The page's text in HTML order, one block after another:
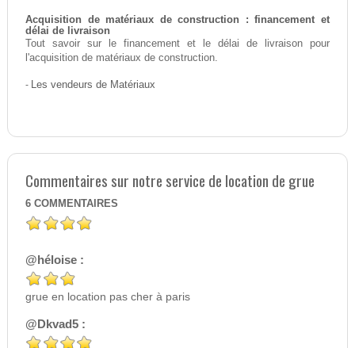
Acquisition de matériaux de construction : financement et
délai de livraison
Tout savoir sur le financement et le délai de livraison pour
l'acquisition de matériaux de construction.
- Les vendeurs de Matériaux
Commentaires sur notre service de location de grue
6 COMMENTAIRES
@héloise :
grue en location pas cher à paris
@Dkvad5 :